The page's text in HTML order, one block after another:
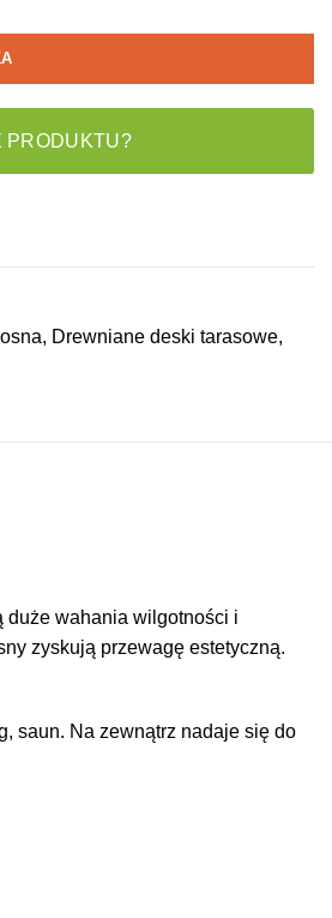
PRODUKTU?
, Drewniane deski tarasowe,
duże wahania wilgotności i
zyskują przewagę estetyczną.
saun. Na zewnątrz nadaje się do